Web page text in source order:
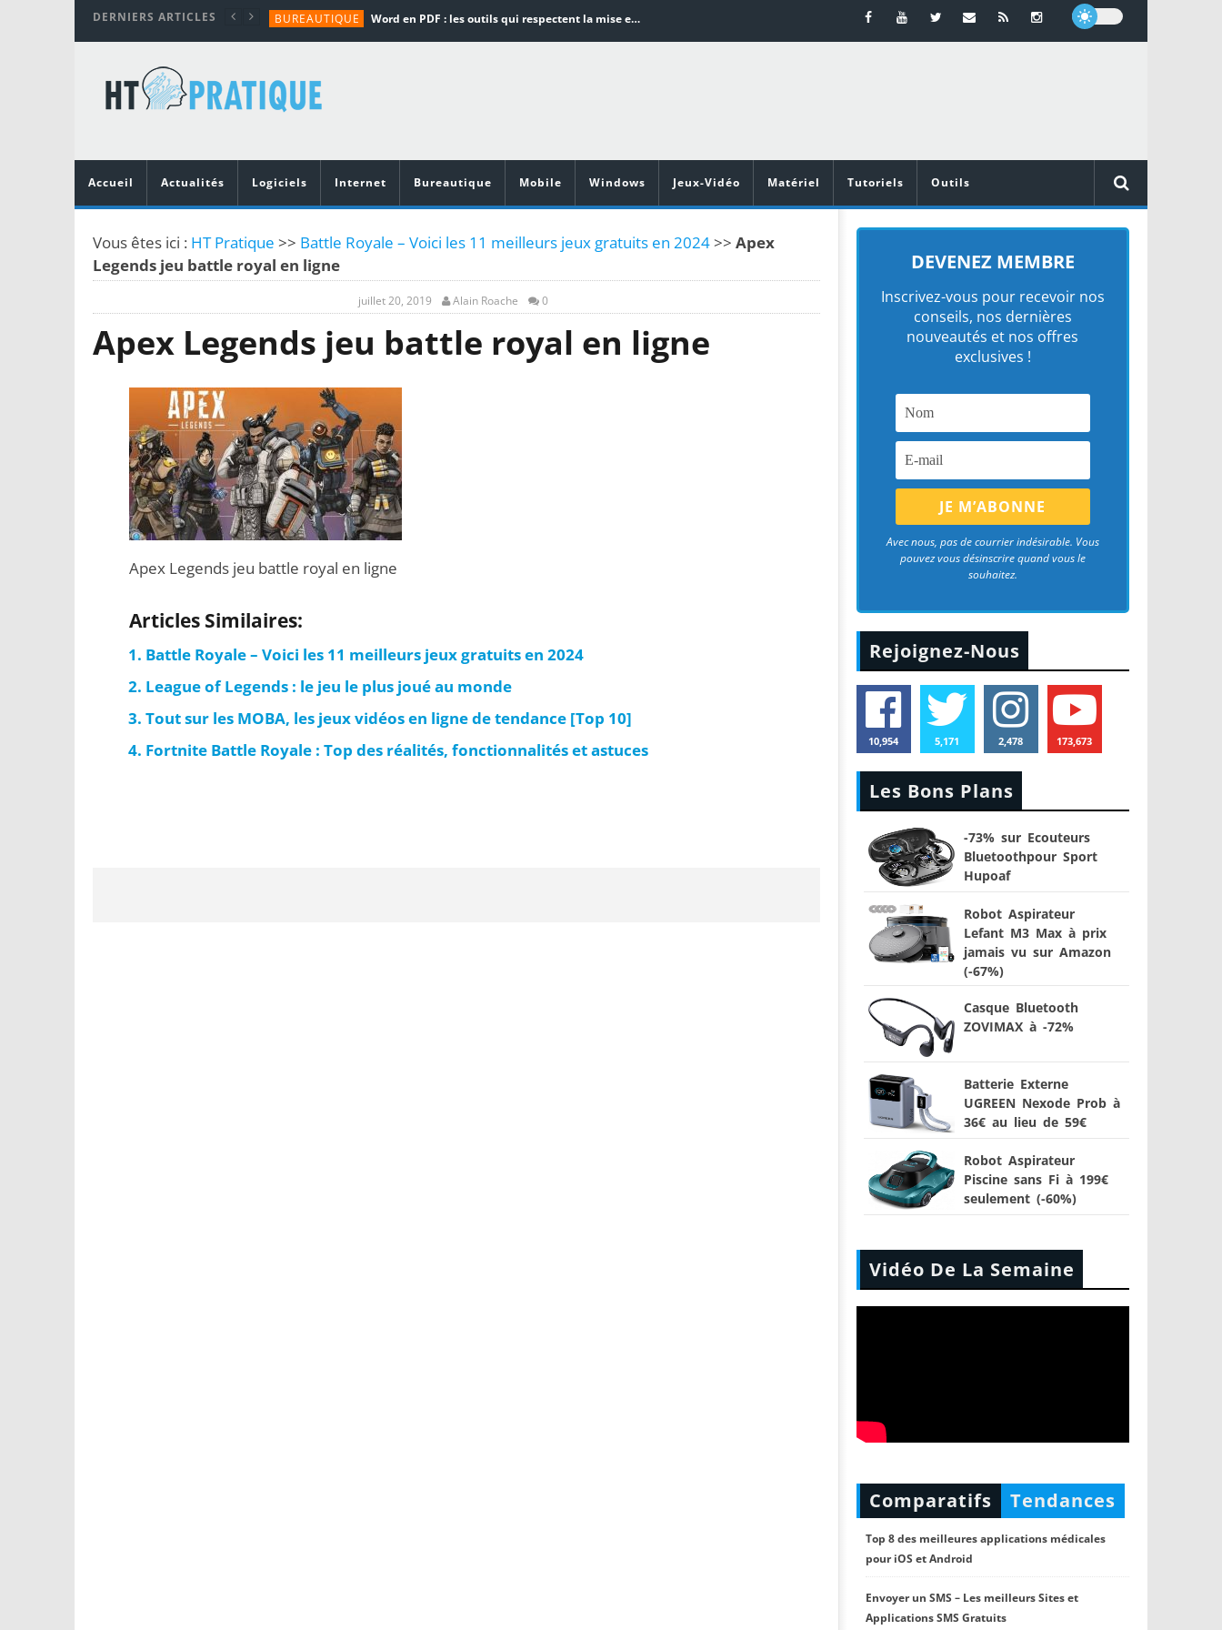
DERNIERS ARTICLES BUREAUTIQUE Word en PDF : les outils qui respectent la mise en page
TUTORIALS
MATÉRIEL
Vidéoprojecteurs Asus : Top 6 des meilleurs modèles de la marque
Accueil
Actualités Logiciels Internet Bureautique Mobile Windows Jeux-Vidéo Matériel Tutoriels Outils
Vous êtes ici : HT Pratique >> Battle Royale – Voici les 11 meilleurs jeux gratuits en 2024>> Apex
Legends jeu battle royal en ligne
juillet 20, 2019 Alain Roache 0
Apex Legends jeu battle royal en ligne
Apex Legends jeu battle royal en ligne
Articles Similaires:
Battle Royale – Voici les 11 meilleurs jeux gratuits en 2024
League of Legends : le jeu le plus joué au monde
Tout sur les MOBA, les jeux vidéos en ligne de tendance [Top 10]
Fortnite Battle Royale : Top des réalités, fonctionnalités et astuces
DEVENEZ MEMBRE
Inscrivez-vous pour recevoir nos
conseils, nos dernières
nouveautés et nos offres
exclusives !
Avec nous, pas de courrier indésirable. Vous
pouvez vous désinscrire quand vous le
souhaitez.
Rejoignez-Nous
10,954 5,171 2,478 173,673
Les Bons Plans
-73% sur Ecouteurs
Bluetoothpour Sport
Hupoaf
Robot Aspirateur
Lefant M3 Max à prix
jamais vu sur Amazon
(-67%)
Casque Bluetooth
ZOVIMAX à -72%
Batterie Externe
UGREEN Nexode Prob à
36€ au lieu de 59€
Robot Aspirateur
Piscine sans Fi à 199€
seulement (-60%)
Vidéo De La Semaine
Comparatifs Tendances
Top 8 des meilleures applications médicales
pour iOS et Android
Envoyer un SMS – Les meilleurs Sites et
Applications SMS Gratuits